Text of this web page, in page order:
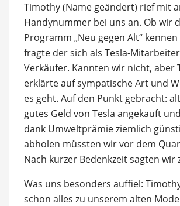
Timothy (Name geändert) rief mit
Handynummer bei uns an. Ob wir
Programm „Neu gegen Alt“
fragte der sich als Tesla-
Verkäufer. Kannten wir nicht, aber
erklärte auf sympatische Art und
es geht. Auf den Punkt gebracht:
gutes Geld von Tesla angekauft
dank Umweltprämie ziemlich
abholen müssten wir vor dem
Nach kurzer Bedenkzeit sagten wir
Was uns besonders auffiel:
schon alles zu unserem alten